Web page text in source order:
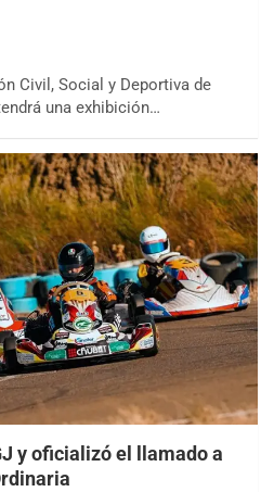
Civil, Social y Deportiva de
una exhibición…
y oficializó el llamado a